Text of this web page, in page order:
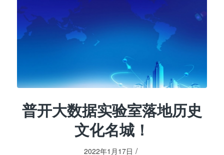
普开大数据实验室落地历史
文化名城！
2022年1月17日 /